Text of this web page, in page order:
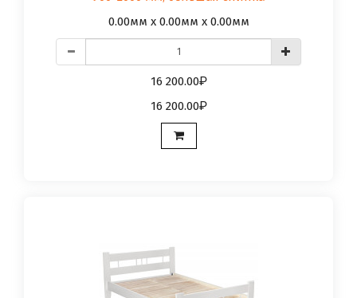
0.00мм x 0.00мм x 0.00мм
16 200.00
16 200.00